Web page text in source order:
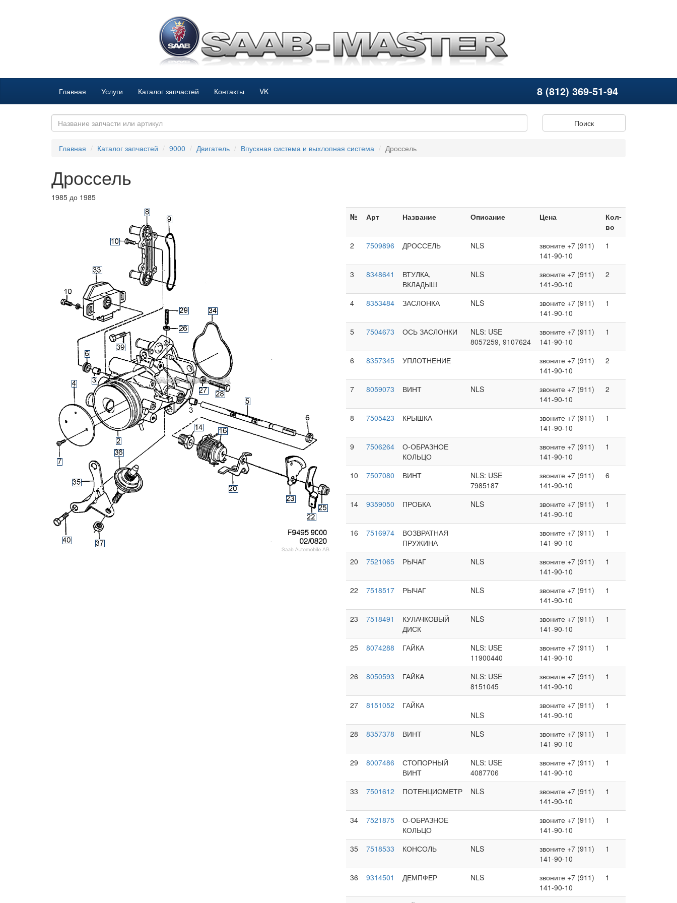
Главная Услуги Каталог запчастей Контакты VK 8 (812) 369-51-94
Поиск
Главная Каталог запчастей 9000 Двигатель Впускная система и выхлопная система Дроссель
Дроссель
1985 до 1985
№
Арт Название Описание Цена
Кол-
во
2
7509896 ДРОССЕЛЬ NLS
звоните +7 (911)
141-90-10
1
3 8348641
ВТУЛКА,
ВКЛАДЫШ
NLS
звоните +7 (911)
141-90-10
2
4 8353484 ЗАСЛОНКА NLS
звоните +7 (911)
141-90-10
1
5 7504673 ОСЬ ЗАСЛОНКИ
NLS: USE
8057259, 9107624
звоните +7 (911)
141-90-10
1
6 8357345 УПЛОТНЕНИЕ
звоните +7 (911)
141-90-10
2
7 8059073 ВИНТ NLS
звоните +7 (911)
141-90-10
2
8 7505423 КРЫШКА
звоните +7 (911)
141-90-10
1
9 7506264
О-ОБРАЗНОЕ
КОЛЬЦО
звоните +7 (911)
141-90-10
1
10 7507080 ВИНТ
NLS: USE
7985187
звоните +7 (911)
141-90-10
6
14 9359050 ПРОБКА NLS
звоните +7 (911)
141-90-10
1
16 7516974
ВОЗВРАТНАЯ
ПРУЖИНА
звоните +7 (911)
141-90-10
1
20 7521065 РЫЧАГ NLS
звоните +7 (911)
141-90-10
1
22 7518517 РЫЧАГ NLS
звоните +7 (911)
141-90-10
1
23 7518491
КУЛАЧКОВЫЙ
ДИСК
NLS
звоните +7 (911)
141-90-10
1
25 8074288 ГАЙКА
NLS: USE
11900440
звоните +7 (911)
141-90-10
1
26 8050593 ГАЙКА
NLS: USE
8151045
звоните +7 (911)
141-90-10
1
27 8151052
ГАЙКА
NLS
звоните +7 (911)
141-90-10
1
28 8357378 ВИНТ NLS
звоните +7 (911)
141-90-10
1
29 8007486
СТОПОРНЫЙ
ВИНТ
NLS: USE
4087706
звоните +7 (911)
141-90-10
1
33 7501612 ПОТЕНЦИОМЕТР NLS
звоните +7 (911)
141-90-10
1
34 7521875
О-ОБРАЗНОЕ
КОЛЬЦО
звоните +7 (911)
141-90-10
1
35 7518533 КОНСОЛЬ NLS
звоните +7 (911)
141-90-10
1
36 9314501 ДЕМПФЕР NLS
звоните +7 (911)
141-90-10
1